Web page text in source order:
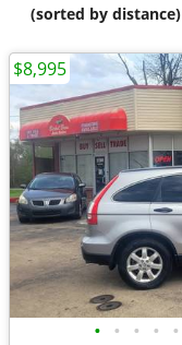
(sorted by distance)
• • • • •
$8,995